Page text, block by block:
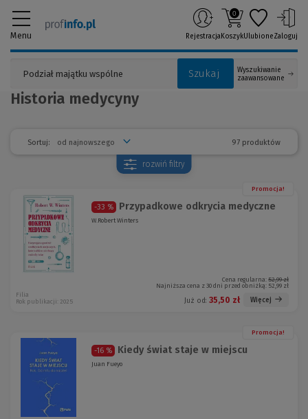
Menu
Szukaj
Wyszukiwanie
zaawansowane
Rejestracja
0
KoszykUlubioneZaloguj
Historia medycyny
Sortuj: 97 produktów
rozwiń filtry
Promocja!
-33 % Przypadkowe odkrycia medyczne
W.Robert Winters
Cena regularna: 52,99 zł
Najniższa cena z 30 dni przed obniżką: 52,99 zł
Już od: 35,50 zł Więcej
Filia
Rok publikacji: 2025
Promocja!
-16 % Kiedy świat staje w miejscu
Juan Fueyo